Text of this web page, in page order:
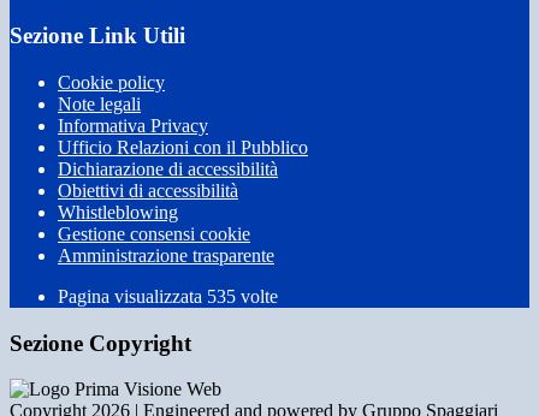
Sezione Link Utili
Cookie policy
Note legali
Informativa Privacy
Ufficio Relazioni con il Pubblico
Dichiarazione di accessibilità
Obiettivi di accessibilità
Whistleblowing
Gestione consensi cookie
Amministrazione trasparente
Pagina visualizzata 535 volte
Sezione Copyright
Copyright 2026 | Engineered and powered by Gruppo Spaggiari